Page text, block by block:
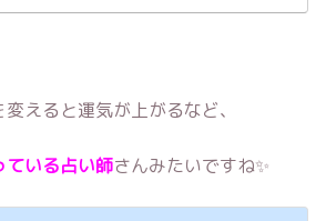
えると運気が上がるなど、
ている占い師さんみたいですね✨